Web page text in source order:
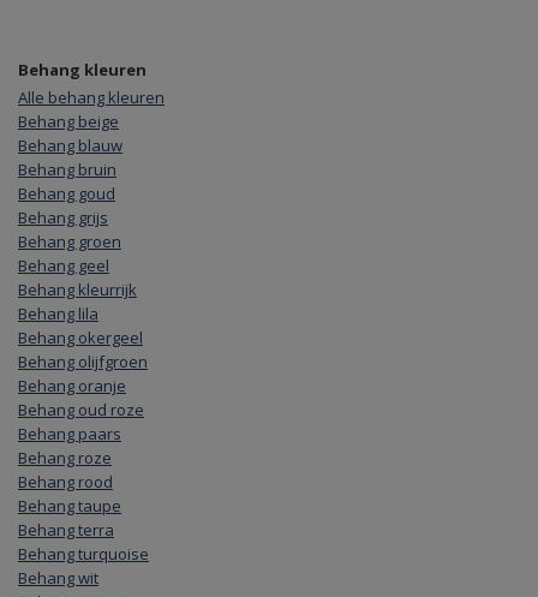
Behang kleuren
Alle behang kleuren
Behang beige
Behang blauw
Behang bruin
Behang goud
Behang grijs
Behang groen
Behang geel
Behang kleurrijk
Behang lila
Behang okergeel
Behang olijfgroen
Behang oranje
Behang oud roze
Behang paars
Behang roze
Behang rood
Behang taupe
Behang terra
Behang turquoise
Behang wit